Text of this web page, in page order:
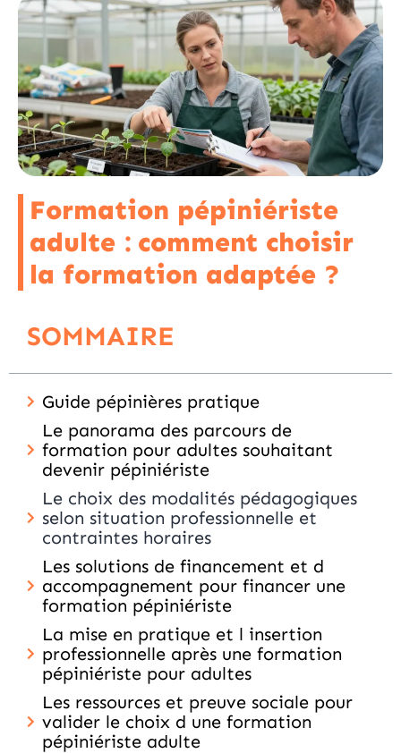
Formation pépiniériste
adulte : comment choisir
la formation adaptée ?
SOMMAIRE
Guide pépinières pratique
Le panorama des parcours de
formation pour adultes souhaitant
devenir pépiniériste
Le choix des modalités pédagogiques
selon situation professionnelle et
contraintes horaires
Les solutions de financement et d
accompagnement pour financer une
formation pépiniériste
La mise en pratique et l insertion
professionnelle après une formation
pépiniériste pour adultes
Les ressources et preuve sociale pour
valider le choix d une formation
pépiniériste adulte